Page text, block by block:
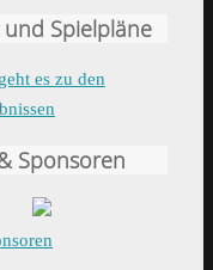
Spielpläne
es zu den
Sponsoren